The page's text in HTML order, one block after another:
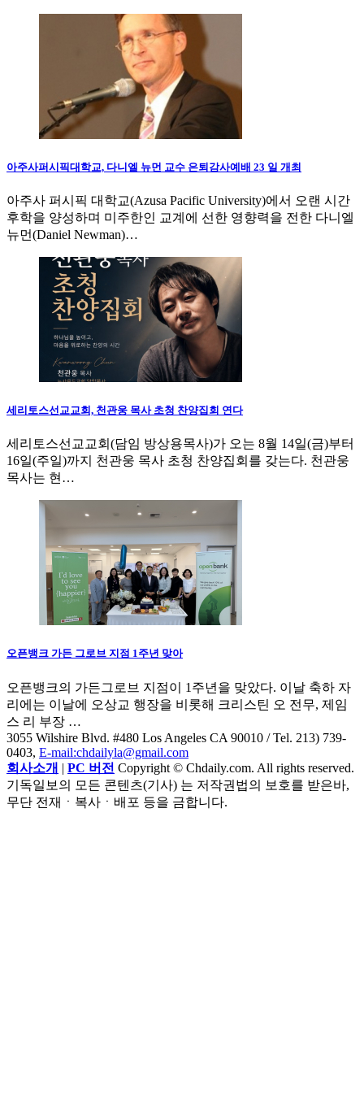
아주사퍼시픽대학교, 다니엘 뉴먼 교수 은퇴감사예배 23 일 개최
아주사 퍼시픽 대학교(Azusa Pacific University)에서 오랜 시간
후학을 양성하며 미주한인 교계에 선한 영향력을 전한 다니엘
뉴먼(Daniel Newman)…
세리토스선교교회, 천관웅 목사 초청 찬양집회 연다
세리토스선교교회(담임 방상용목사)가 오는 8월 14일(금)부터
16일(주일)까지 천관웅 목사 초청 찬양집회를 갖는다. 천관웅
목사는 현…
오픈뱅크 가든 그로브 지점 1주년 맞아
오픈뱅크의 가든그로브 지점이 1주년을 맞았다. 이날 축하 자
리에는 이날에 오상교 행장을 비롯해 크리스틴 오 전무, 제임
스 리 부장 …
3055 Wilshire Blvd. #480 Los Angeles CA 90010 / Tel. 213) 739-
0403, E-mail:chdailyla@gmail.com
회사소개 | PC 버전 Copyright © Chdaily.com. All rights reserved.
기독일보의 모든 콘텐츠(기사) 는 저작권법의 보호를 받은바,
무단 전재ㆍ복사ㆍ배포 등을 금합니다.